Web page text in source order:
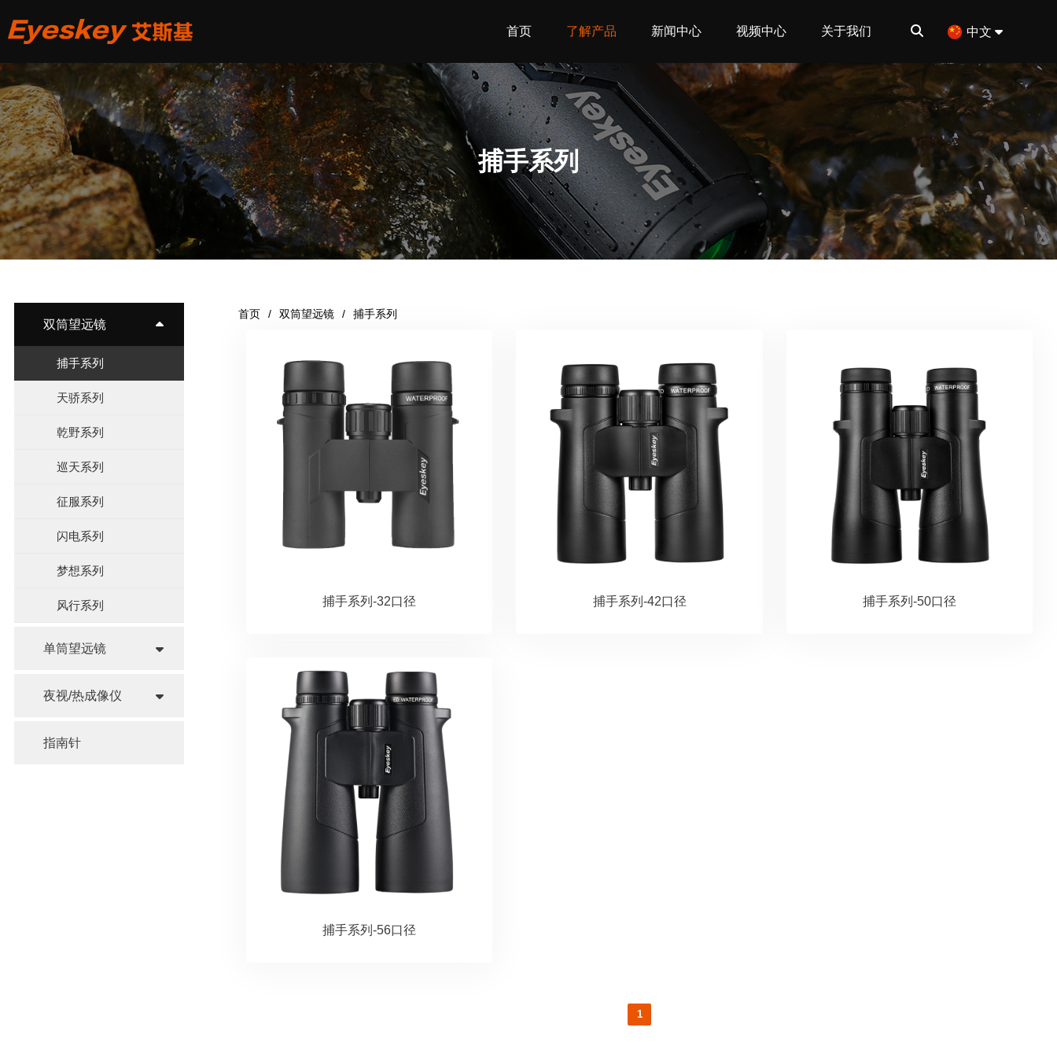
首页 了解产品 新闻中心 视频中心 关于我们 中文
捕手系列
双筒望远镜
捕手系列
天骄系列
乾野系列
巡天系列
征服系列
闪电系列
梦想系列
风行系列
单筒望远镜
夜视/热成像仪
指南针
首页 双筒望远镜 捕手系列
捕手系列-32口径 捕手系列-42口径 捕手系列-50口径
捕手系列-56口径
1